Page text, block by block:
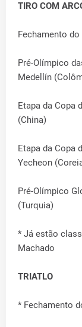
TIRO COM
Fechamento
Pré-Olímpico
Medellín
Etapa da Copa
(China)
Etapa da Copa
Yecheon
Pré-Olímpico
(Turquia)
* Já estão
Machado
TRIATLO
* Fechamento